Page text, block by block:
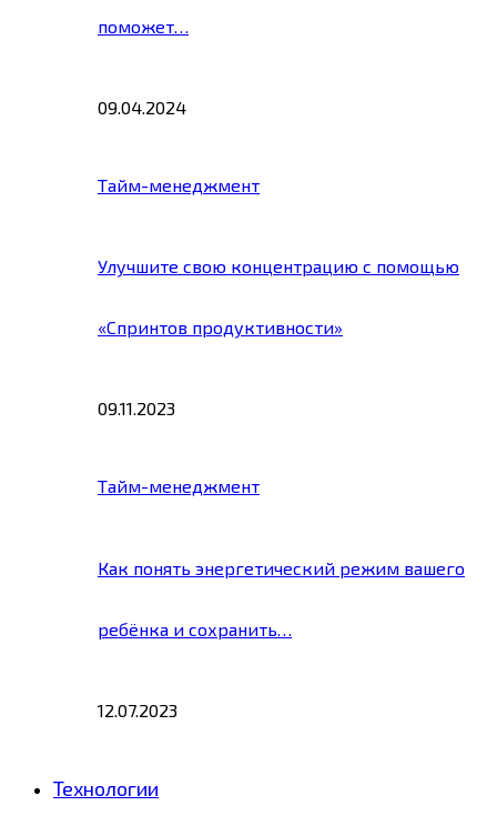
поможет…
09.04.2024
Тайм-менеджмент
Улучшите свою концентрацию с помощью
«Спринтов продуктивности»
09.11.2023
Тайм-менеджмент
Как понять энергетический режим вашего
ребёнка и сохранить…
12.07.2023
Технологии